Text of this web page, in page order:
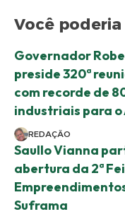
Você
Governador
preside 320ª
com recorde de
industriais para o
REDAÇÃO
Saullo Vianna
abertura da 2ª
Suframa